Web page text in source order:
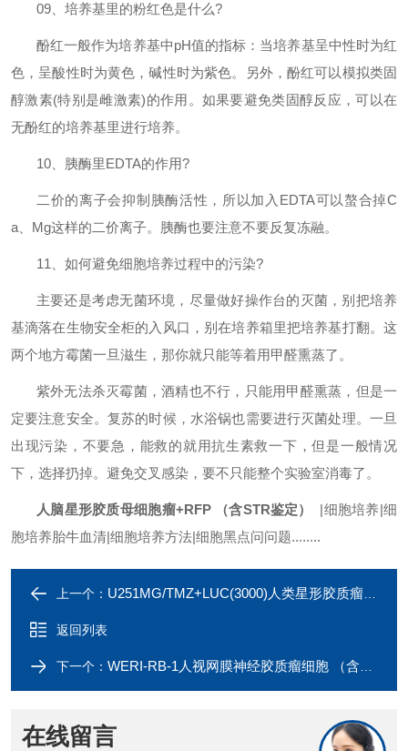
09 、培养基里的粉红色是什么?
酚红一般作为培养基中pH值的指标：当培养基呈中性时为红
色，呈酸性时为黄色，碱性时为紫色。另外，酚红可以模拟类固
醇激素(特别是雌激素)的作用。如果要避免类固醇反应，可以在
无酚红的培养基里进行培养。
10 、胰酶里EDTA的作用?
二价的离子会抑制胰酶活性，所以加入 EDTA可以螯合掉C
a
Mg这样的二价离子。胰酶也要注意不要反复冻融。
11 、如何避免细胞培养过程中的污染?
主要还是考虑无菌环境，尽量做好操作台的灭菌，别把培养
基滴落在生物安全柜的入风口，别在培养箱里把培养基打翻。这
两个地方霉菌一旦滋生，那你就只能等着用甲醛熏蒸了。
紫外无法杀灭霉菌，酒精也不行，只能用甲醛熏蒸，但是一
定要注意安全。复苏的时候，水浴锅也需要进行灭菌处理。一旦
出现污染，不要急，能救的就用抗生素救一下，但是一般情况
下，选择扔掉。避免交叉感染，要不只能整个实验室消毒了。
人脑星形胶质母细胞瘤+RFP （含STR鉴定） |细胞培养|细
胞培养胎牛血清|细胞培养方法|细胞黑点问问题........
上一个： U251MG/TMZ+LUC(3000)人类星形胶质瘤耐替莫唑胺细胞荧光素酶标记
返回列表
下一个： WERI-RB-1人视网膜神经胶质瘤细胞 （含STR鉴定）
在线留言